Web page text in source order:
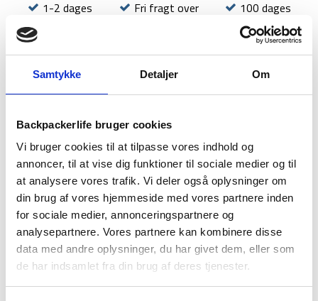
Samtykke Detaljer Om
Backpackerlife bruger cookies
Vi bruger cookies til at tilpasse vores indhold og
annoncer, til at vise dig funktioner til sociale medier og til
at analysere vores trafik. Vi deler også oplysninger om
din brug af vores hjemmeside med vores partnere inden
for sociale medier, annonceringspartnere og
analysepartnere. Vores partnere kan kombinere disse
data med andre oplysninger, du har givet dem, eller som
de har indsamlet fra din brug af deres tjenester.
1-2 dages
Fri fragt over
100 dages
returret
BESKRIVELSE BRAND
Dette telt fra Mil-tec til fire personer er perfekt, hvis I skal
flere afsted, eller hvis I er der to, der skal afsted med meget
bagage. Der er indgang i midten, som opdeler soverum og
opbevaringsrum.
Indgangen har et lille overdække, hvor I kan sidde om aftenen,
eller hvis der er dårligt vejr.
Teltets ydersejl er i 100% polyester, mens bunden er i 100%
polyethylene. Teltet har et vandsøjletryk på 1000 mm på